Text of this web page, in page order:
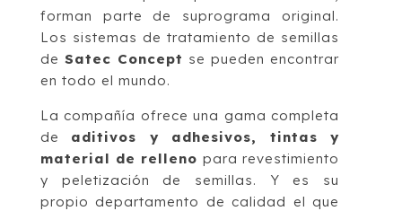
forman parte de suprograma original.
Los sistemas de tratamiento de semillas
de Satec Concept se pueden encontrar
en todo el mundo.
La compañía ofrece una gama completa
de aditivos y adhesivos, tintas y
material de relleno para revestimiento
y peletización de semillas. Y es su
propio departamento de calidad el que